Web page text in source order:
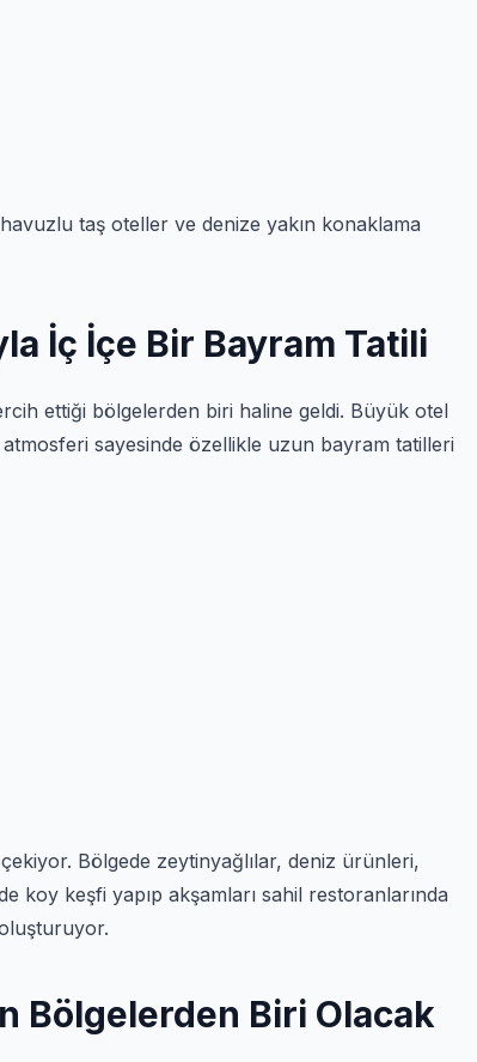
taş oteller ve denize yakın konaklama
İç İçe Bir Bayram Tatili
ettiği bölgelerden biri haline geldi. Büyük otel
atmosferi sayesinde özellikle uzun bayram tatilleri
Bölgede zeytinyağlılar, deniz ürünleri,
koy keşfi yapıp akşamları sahil restoranlarında
Bölgelerden Biri Olacak